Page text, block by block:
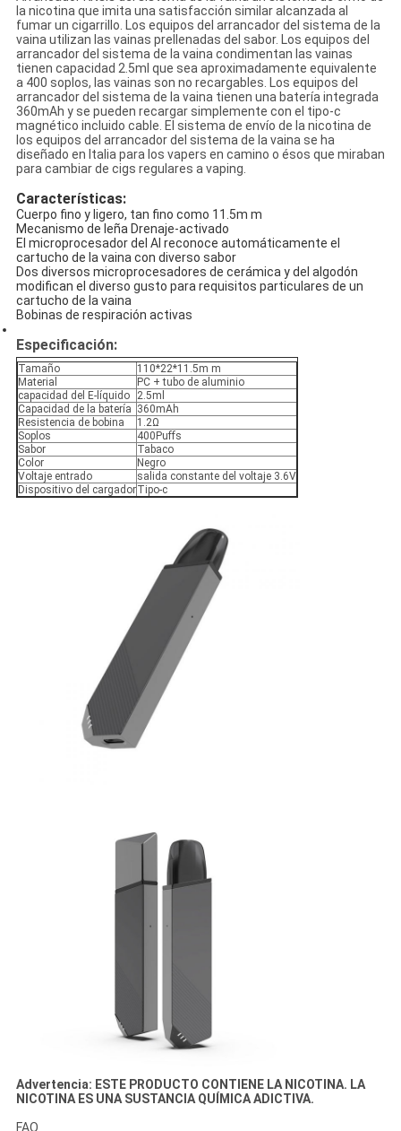
la nicotina que imita una satisfacción similar alcanzada al
fumar un cigarrillo. Los equipos del arrancador del sistema de la
vaina utilizan las vainas prellenadas del sabor. Los equipos del
arrancador del sistema de la vaina condimentan las vainas
tienen capacidad 2.5ml que sea aproximadamente equivalente
a 400 soplos, las vainas son no recargables. Los equipos del
arrancador del sistema de la vaina tienen una batería integrada
360mAh y se pueden recargar simplemente con el tipo-c
magnético incluido cable. El sistema de envío de la nicotina de
los equipos del arrancador del sistema de la vaina se ha
diseñado en Italia para los vapers en camino o ésos que miraban
para cambiar de cigs regulares a vaping.
Características:
Cuerpo fino y ligero, tan fino como 11.5m m
Mecanismo de leña Drenaje-activado
El microprocesador del AI reconoce automáticamente el
cartucho de la vaina con diverso sabor
Dos diversos microprocesadores de cerámica y del algodón
modifican el diverso gusto para requisitos particulares de un
cartucho de la vaina
Bobinas de respiración activas
Especificación:
Tamaño
110*22*11.5m m
Material
PC + tubo de aluminio
capacidad del E-líquido
2.5ml
Capacidad de la batería 360mAh
Resistencia de bobina
1.2Ω
Soplos
400Puffs
Sabor
Tabaco
Color
Negro
Voltaje entrado
salida constante del voltaje 3.6V
Dispositivo del cargadorTipo-c
Advertencia: ESTE PRODUCTO CONTIENE LA NICOTINA. LA
NICOTINA ES UNA SUSTANCIA QUÍMICA ADICTIVA.
FAQ